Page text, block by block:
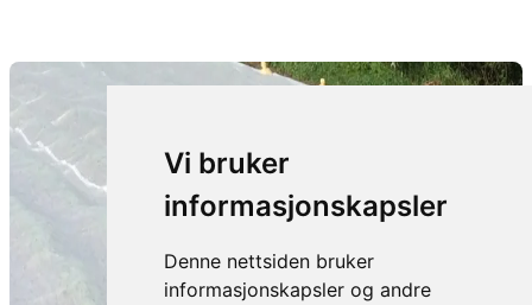
Vi bruker
informasjonskapsler
Denne nettsiden bruker
informasjonskapsler og andre